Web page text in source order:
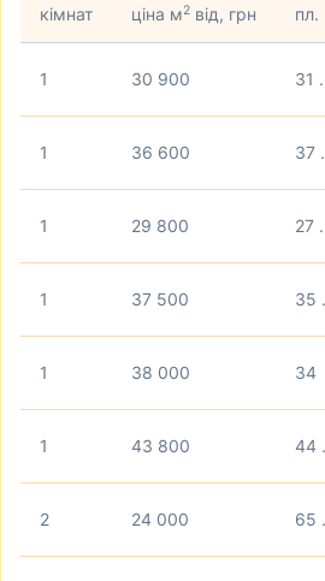
кімнат ціна м2 від, грн пл.
1 30 900 31
1 36 600 37
1 29 800 27
1 37 500 35
1 38 000 34
1 43 800 44
2 24 000 65